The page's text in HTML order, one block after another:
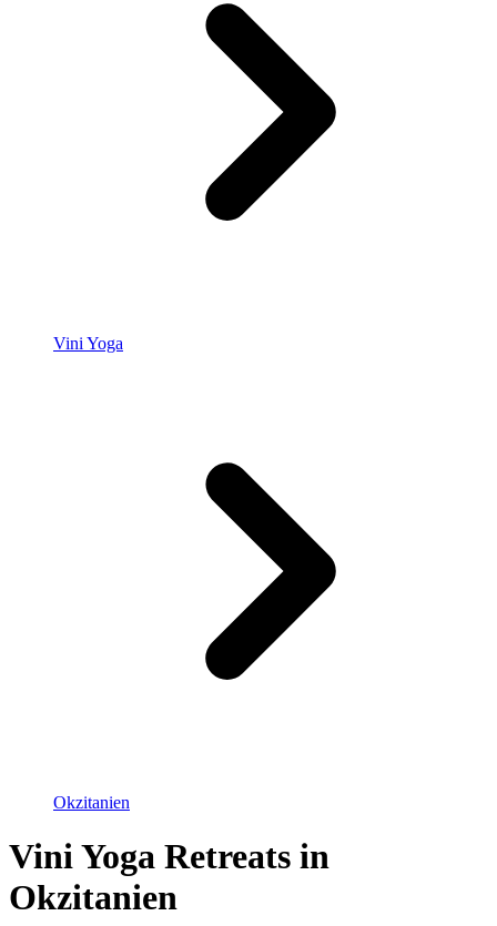
Vini Yoga
Okzitanien
Vini Yoga Retreats in
Okzitanien